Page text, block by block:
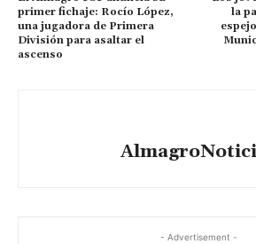
primer fichaje: Rocío López,
una jugadora de Primera
División para asaltar el
ascenso
la
- Advertisement -